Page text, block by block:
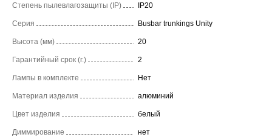
Степень пылевлагозащиты (IP) IP20
Серия Busbar trunkings Unity
Высота (мм) 20
Гарантийный срок (г.) 2
Лампы в комплекте Нет
Материал изделия алюминий
Цвет изделия белый
Диммирование нет